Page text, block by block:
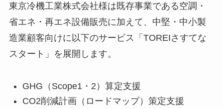
東京冷機工業株式会社様は既存事業である空調・
省エネ・再エネ設備販売に加えて、中堅・中小製
造業顧客向けに以下のサービス「TOREIさすてな
スタート」を展開します。
GHG（Scope1・2）算定支援
CO2削減計画（ロードマップ）策定支援